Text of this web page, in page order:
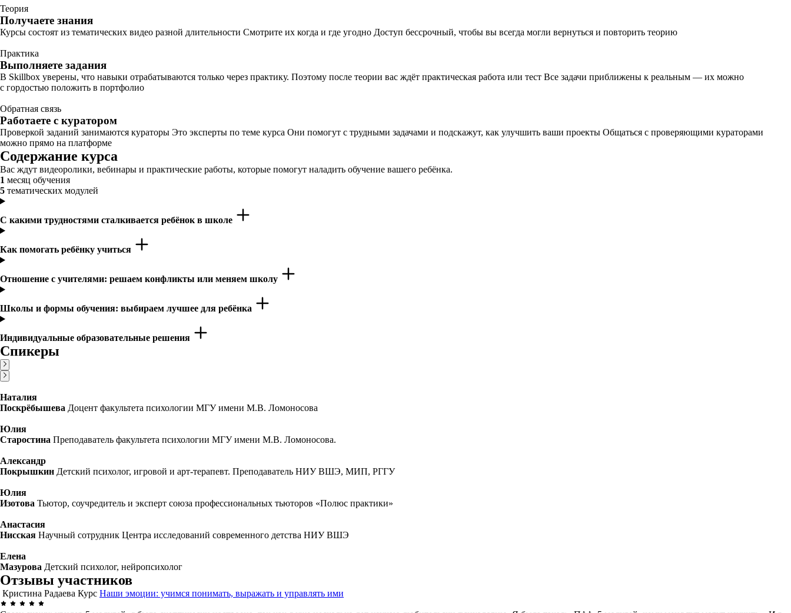
Теория
Получаете знания
Курсы состоят из тематических видео разной длительности Смотрите их когда и где угодно Доступ бессрочный, чтобы вы всегда могли вернуться и повторить теорию
Практика
Выполняете задания
В Skillbox уверены, что навыки отрабатываются только через практику. Поэтому после теории вас ждёт практическая работа или тест Все задачи приближены к реальным — их можно
с гордостью положить в портфолио
Обратная связь
Работаете с куратором
Проверкой заданий занимаются кураторы Это эксперты по теме курса Они помогут с трудными задачами и подскажут, как улучшить ваши проекты Общаться с проверяющими кураторами
можно прямо на платформе
Содержание курса
Вас ждут видеоролики, вебинары и практические работы, которые помогут наладить обучение вашего ребёнка.
1 месяц обучения
5 тематических модулей
С какими трудностями сталкивается ребёнок в школе
Как помогать ребёнку учиться
Отношение с учителями: решаем конфликты или меняем школу
Школы и формы обучения: выбираем лучшее для ребёнка
Индивидуальные образовательные решения
Спикеры
Наталия
Поскрёбышева Доцент факультета психологии МГУ имени М.В. Ломоносова
Юлия
Старостина Преподаватель факультета психологии МГУ имени М.В. Ломоносова.
Александр
Покрышкин Детский психолог, игровой и арт-терапевт. Преподаватель НИУ ВШЭ, МИП, РГГУ
Юлия
Изотова Тьютор, соучредитель и эксперт союза профессиональных тьюторов «Полюс практики»
Анастасия
Нисская Научный сотрудник Центра исследований современного детства НИУ ВШЭ
Елена
Мазурова Детский психолог, нейропсихолог
Отзывы участников
Кристина Радаева Курс Наши эмоции: учимся понимать, выражать и управлять ими